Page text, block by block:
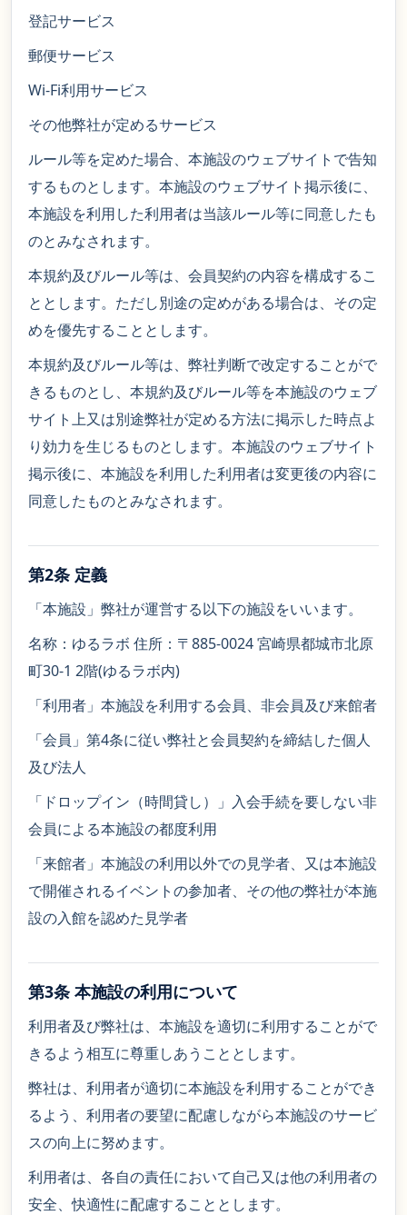
登記サービス
郵便サービス
Wi-Fi利用サービス
その他弊社が定めるサービス
ルール等を定めた場合、本施設のウェブサイトで告知
するものとします。本施設のウェブサイト掲示後に、
本施設を利用した利用者は当該ルール等に同意したも
のとみなされます。
本規約及びルール等は、会員契約の内容を構成するこ
ととします。ただし別途の定めがある場合は、その定
めを優先することとします。
本規約及びルール等は、弊社判断で改定することがで
きるものとし、本規約及びルール等を本施設のウェブ
サイト上又は別途弊社が定める方法に掲示した時点よ
り効力を生じるものとします。本施設のウェブサイト
掲示後に、本施設を利用した利用者は変更後の内容に
同意したものとみなされます。
第2条 定義
「本施設」弊社が運営する以下の施設をいいます。
名称：ゆるラボ 住所：〒885-0024 宮崎県都城市北原
町30-1 2階(ゆるラボ内)
「利用者」本施設を利用する会員、非会員及び来館者
「会員」第4条に従い弊社と会員契約を締結した個人
及び法人
「ドロップイン（時間貸し）」入会手続を要しない非
会員による本施設の都度利用
「来館者」本施設の利用以外での見学者、又は本施設
で開催されるイベントの参加者、その他の弊社が本施
設の入館を認めた見学者
第3条 本施設の利用について
利用者及び弊社は、本施設を適切に利用することがで
きるよう相互に尊重しあうこととします。
弊社は、利用者が適切に本施設を利用することができ
るよう、利用者の要望に配慮しながら本施設のサービ
スの向上に努めます。
利用者は、各自の責任において自己又は他の利用者の
安全、快適性に配慮することとします。